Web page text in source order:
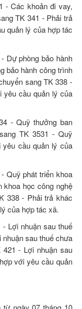
- Các khoản đi vay,
TK 341 - Phải trả
quản lý của hợp tác
Dự phòng bảo hành
bảo hành công trình
sang TK 338 -
yêu cầu quản lý của
- Quỹ thưởng ban
TK 3531 - Quỹ
cầu quản lý của
Quỹ phát triển khoa
khoa học công nghệ
338 - Phải trả khác
của hợp tác xã.
Lợi nhuận sau thuế
sau thuế chưa
- Lợi nhuận sau
với yêu cầu quản